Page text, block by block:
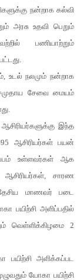
நன்றாக கல்வி
அரசு உதவி பெறும்
பணியாற்றும்
உடல் நலமும் நன்றாக
சேவை மையம்
இந்த
ஆசிரியர்கள் பயன்
உள்ளவர்கள் ஆக
ஆசிரியர்கள், சாரண
தேசிய மாணவர் படை
பயிற்சி அளிப்பதில்
வெள்ளிக்கிழமை 2
பயிற்சி அளிக்கப்பட
யோகா பயிற்சி